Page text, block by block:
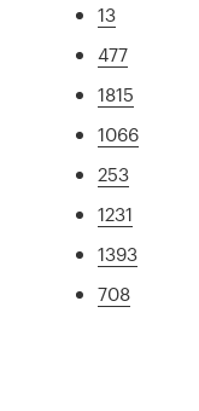
13
477
1815
1066
253
1231
1393
708